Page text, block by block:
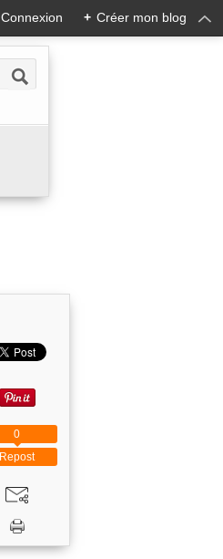
Connexion + Créer mon blog
Repost
0